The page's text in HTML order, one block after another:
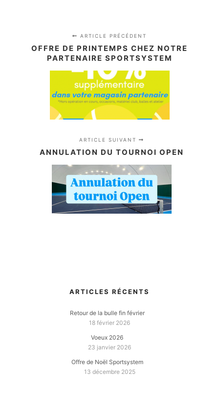
ARTICLE PRÉCÉDENT
OFFRE DE PRINTEMPS CHEZ NOTRE
PARTENAIRE SPORTSYSTEM
ARTICLE SUIVANT
ANNULATION DU TOURNOI OPEN
ARTICLES RÉCENTS
Retour de la bulle fin février
18 février 2026
Voeux 2026
23 janvier 2026
Offre de Noël Sportsystem
13 décembre 2025